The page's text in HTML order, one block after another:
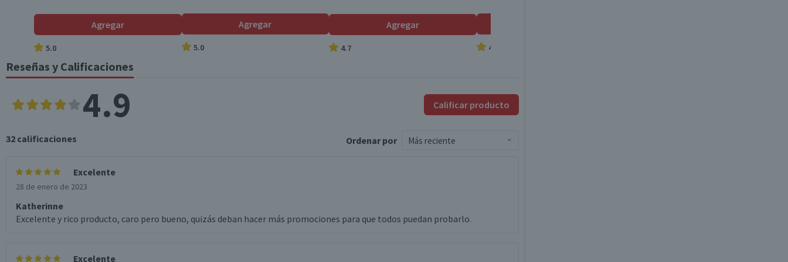
Agregar
5.0
Agregar
5.0
Agregar
4.7 4.8
Reseñas y Calificaciones
4.9 Calificar producto
32 calificaciones Ordenar por Más reciente
Excelente
28 de enero de 2023
Katherinne
Excelente y rico producto, caro pero bueno, quizás deban hacer más promociones para que todos puedan probarlo.
Excelente